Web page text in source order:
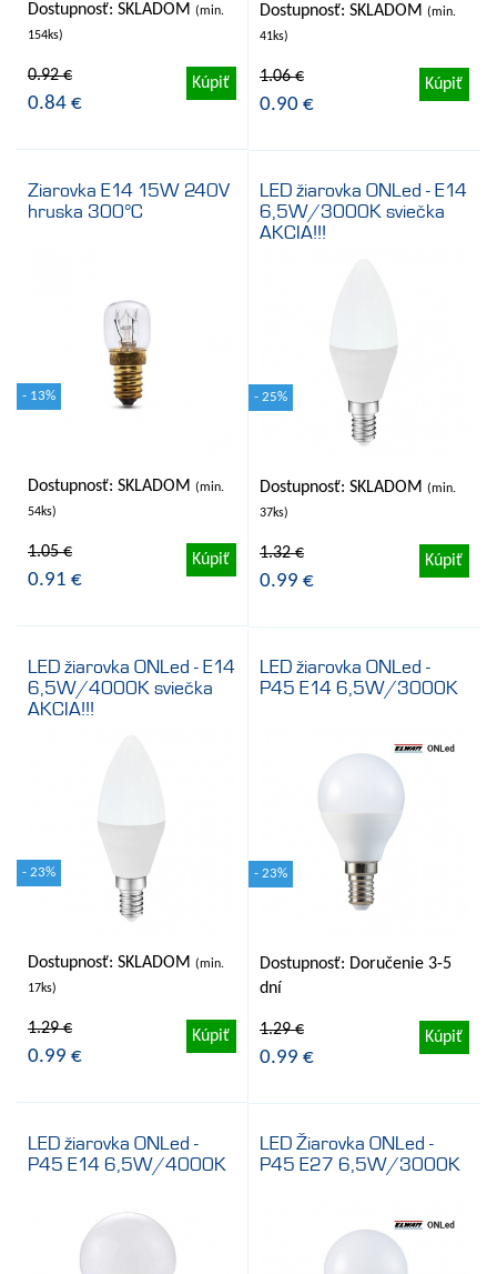
Dostupnosť: SKLADOM (min.
154ks)
0.92 €
0.84 €
Kúpiť
Dostupnosť: SKLADOM (min.
41ks)
1.06 €
0.90 €
Kúpiť
Ziarovka E14 15W 240V
hruska 300°C
- 13%
Dostupnosť: SKLADOM (min.
54ks)
1.05 €
0.91 €
Kúpiť
LED žiarovka ONLed - E14
6,5W/3000K sviečka
AKCIA!!!
- 25%
Dostupnosť: SKLADOM (min.
37ks)
1.32 €
0.99 €
Kúpiť
LED žiarovka ONLed - E14
6,5W/4000K sviečka
AKCIA!!!
- 23%
Dostupnosť: SKLADOM (min.
17ks)
1.29 €
0.99 €
Kúpiť
LED žiarovka ONLed -
P45 E14 6,5W/3000K
- 23%
Dostupnosť: Doručenie 3-5
dní
1.29 €
0.99 €
Kúpiť
LED žiarovka ONLed -
P45 E14 6,5W/4000K
LED Žiarovka ONLed -
P45 E27 6,5W/3000K